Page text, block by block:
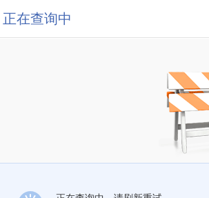
正在查询中